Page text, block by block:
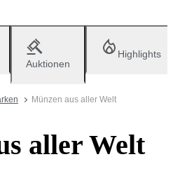
Auktionen
Highlights
Münzen aus aller Welt
aller Welt